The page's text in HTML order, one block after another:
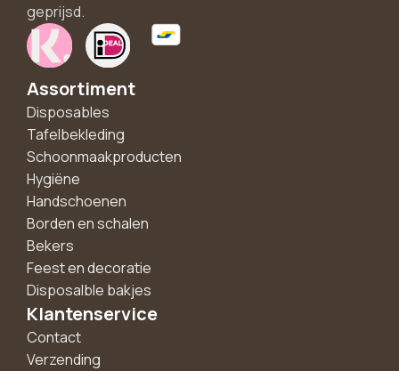
geprijsd.
Assortiment
Disposables
Tafelbekleding
Schoonmaakproducten
Hygiëne
Handschoenen
Borden en schalen
Bekers
Feest en decoratie
Disposalble bakjes
Klantenservice
Contact
Verzending